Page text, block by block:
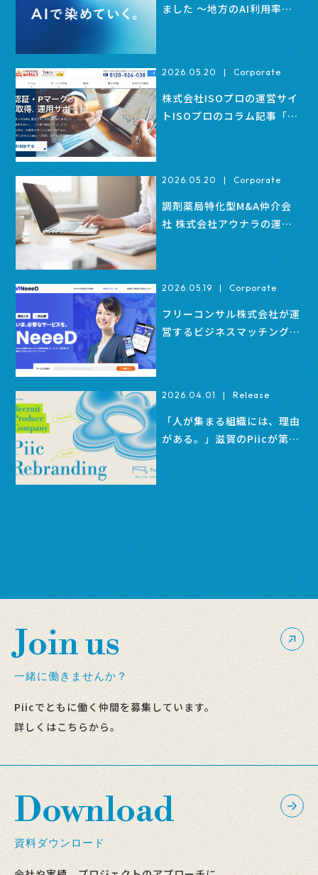
ました 〜地方のAI利用率
2026.05.20 | Corporate
株式会社ISOプロの運営サイ
トISOプロのコラム記事「お
2026.05.20 | Corporate
調剤薬局特化型M&A仲介会
社 株式会社アウナラの運営
社が掲載されました。
2026.05.19 | Corporate
フリーコンサル株式会社が運
営するビジネスマッチングサ
載されました。
2026.04.01 | Release
「人が集まる組織には、理由
がある。」滋賀のPiicが第二
Join us
一緒に働きませんか？
Piicでともに働く仲間を募集しています。
詳しくはこちらから。
Download
資料ダウンロード